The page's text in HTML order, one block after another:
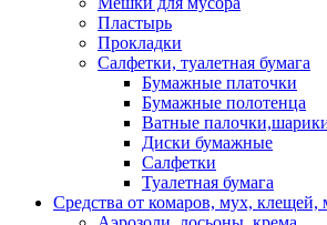
Пластырь
Прокладки
Салфетки, туалетная бумага
Бумажные платочки
Бумажные полотенца
Ватные
Диски бумажные
Салфетки
Туалетная бумага
Средства от комаров, мух, клещей,